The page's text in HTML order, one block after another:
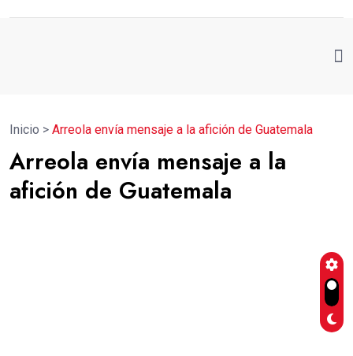
Inicio > Arreola envía mensaje a la afición de Guatemala
Arreola envía mensaje a la
afición de Guatemala